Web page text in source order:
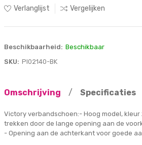
Verlanglijst Vergelijken
Beschikbaarheid: Beschikbaar
SKU: PI02140-BK
Omschrijving / Specificaties
Victory verbandschoen:- Hoog model,
trekken door de lange opening aan de
- Opening aan de achterkant voor goede